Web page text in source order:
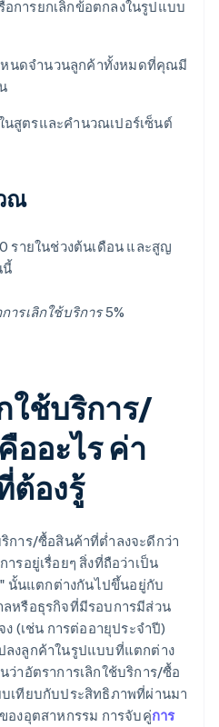
อการยกเลิกข้อตกลงในรูปแบบ
นดจํานวนลูกค้าทั้งหมดที่คุณมี
นสูตรและคํานวณเปอร์เซ็นต์
ณ
รายในช่วงต้นเดือน และสูญ
นี้
ารเลิกใช้บริการ 5%
ใช้บริการ/
อะไร ค่า
ต้องรู้
การ/ซื้อสินค้าที่ต่ำลงจะดีกว่า
รอยู่เรื่อยๆ สิ่งที่ถือว่าเป็น
นั้นแตกต่างกันไปขึ้นอยู่กับ
หรือธุรกิจที่มีรอบการมีส่วน
(เช่น การต่ออายุประจำปี)
ลงลูกค้าในรูปแบบที่แตกต่าง
าอัตราการเลิกใช้บริการ/ซื้อ
เทียบกับประสิทธิภาพที่ผ่านมา
องอุตสาหกรรม การจับคู่การ